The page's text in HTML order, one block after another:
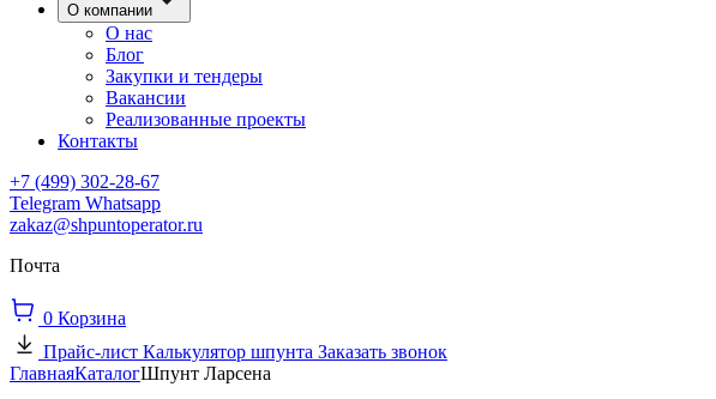
О компании
О нас
Блог
Закупки и тендеры
Вакансии
Реализованные проекты
Контакты
+7 (499) 302-28-67
Telegram Whatsapp
zakaz@shpuntoperator.ru
Почта
0 Корзина
Прайс-лист Калькулятор шпунта Заказать звонок
ГлавнаяКаталогШпунт Ларсена